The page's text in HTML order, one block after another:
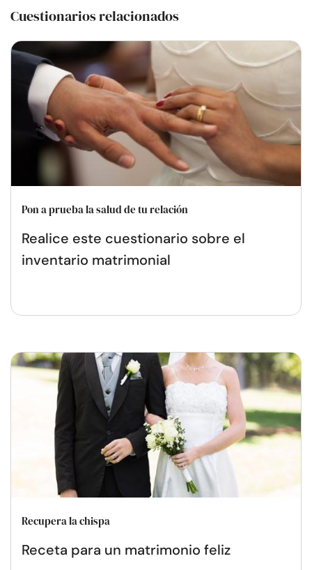
Cuestionarios relacionados
Pon a prueba la salud de tu relación
Realice este cuestionario sobre el
inventario matrimonial
Recupera la chispa
Receta para un matrimonio feliz